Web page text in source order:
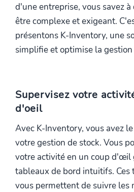
d'une entreprise, vous savez
être complexe et exigeant.
présentons K-Inventory, une
simplifie et optimise la
Supervisez votre
d'oeil
Avec K-Inventory, vous avez
votre gestion de stock. Vous
votre activité en un coup d'œil
tableaux de bord intuitifs. Ces
vous permettent de suivre les